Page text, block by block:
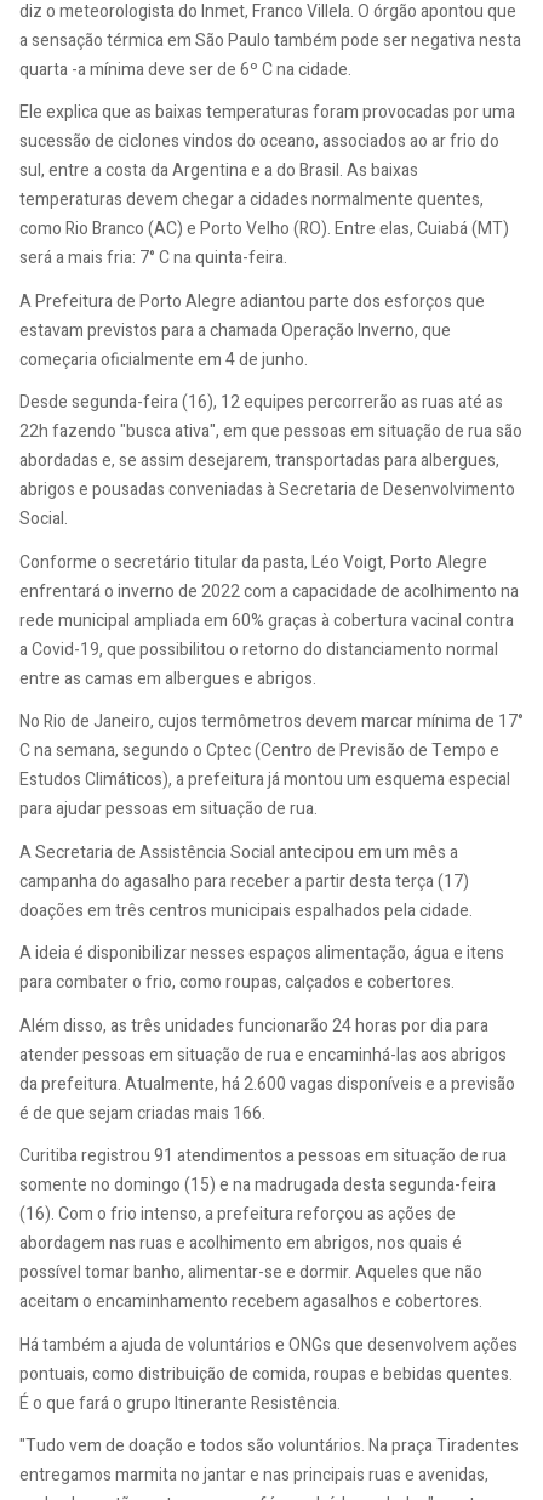
diz o meteorologista do Inmet, Franco Villela. O órgão apontou que
a sensação térmica em São Paulo também pode ser negativa nesta
quarta -a mínima deve ser de 6º C na cidade.
Ele explica que as baixas temperaturas foram provocadas por uma
sucessão de ciclones vindos do oceano, associados ao ar frio do
sul, entre a costa da Argentina e a do Brasil. As baixas
temperaturas devem chegar a cidades normalmente quentes,
como Rio Branco (AC) e Porto Velho (RO). Entre elas, Cuiabá (MT)
será a mais fria: 7° C na quinta-feira.
A Prefeitura de Porto Alegre adiantou parte dos esforços que
estavam previstos para a chamada Operação Inverno, que
começaria oficialmente em 4 de junho.
Desde segunda-feira (16), 12 equipes percorrerão as ruas até as
22h fazendo "busca ativa", em que pessoas em situação de rua são
abordadas e, se assim desejarem, transportadas para albergues,
abrigos e pousadas conveniadas à Secretaria de Desenvolvimento
Social.
Conforme o secretário titular da pasta, Léo Voigt, Porto Alegre
enfrentará o inverno de 2022 com a capacidade de acolhimento na
rede municipal ampliada em 60% graças à cobertura vacinal contra
a Covid-19, que possibilitou o retorno do distanciamento normal
entre as camas em albergues e abrigos.
No Rio de Janeiro, cujos termômetros devem marcar mínima de 17°
C na semana, segundo o Cptec (Centro de Previsão de Tempo e
Estudos Climáticos), a prefeitura já montou um esquema especial
para ajudar pessoas em situação de rua.
A Secretaria de Assistência Social antecipou em um mês a
campanha do agasalho para receber a partir desta terça (17)
doações em três centros municipais espalhados pela cidade.
A ideia é disponibilizar nesses espaços alimentação, água e itens
para combater o frio, como roupas, calçados e cobertores.
Além disso, as três unidades funcionarão 24 horas por dia para
atender pessoas em situação de rua e encaminhá-las aos abrigos
da prefeitura. Atualmente, há 2.600 vagas disponíveis e a previsão
é de que sejam criadas mais 166.
Curitiba registrou 91 atendimentos a pessoas em situação de rua
somente no domingo (15) e na madrugada desta segunda-feira
(16). Com o frio intenso, a prefeitura reforçou as ações de
abordagem nas ruas e acolhimento em abrigos, nos quais é
possível tomar banho, alimentar-se e dormir. Aqueles que não
aceitam o encaminhamento recebem agasalhos e cobertores.
Há também a ajuda de voluntários e ONGs que desenvolvem ações
pontuais, como distribuição de comida, roupas e bebidas quentes.
É o que fará o grupo Itinerante Resistência.
"Tudo vem de doação e todos são voluntários. Na praça Tiradentes
entregamos marmita no jantar e nas principais ruas e avenidas,